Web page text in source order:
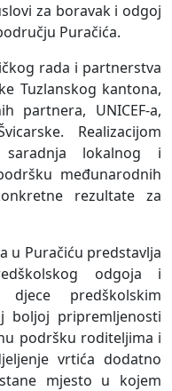
za boravak i odgoj
Puračića.
rada i partnerstva
Tuzlanskog kantona,
partnera, UNICEF-a,
Realizacijom
lokalnog i
međunarodnih
rezultate za
u Puračiću predstavlja
odgoja i
predškolskim
boljoj pripremljenosti
podršku roditeljima i
vrtića dodatno
mjesto u kojem